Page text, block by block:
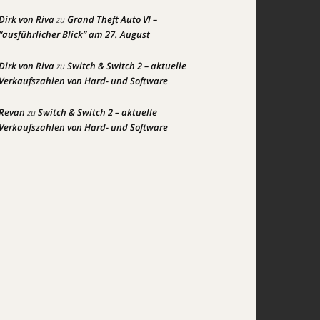
von RivazuGrand Theft Auto VI –
“ausführlicher Blick” am 27. August
von RivazuSwitch & Switch 2 – aktuelle
Verkaufszahlen von Hard- und Software
zuSwitch & Switch 2 – aktuelle
Verkaufszahlen von Hard- und Software